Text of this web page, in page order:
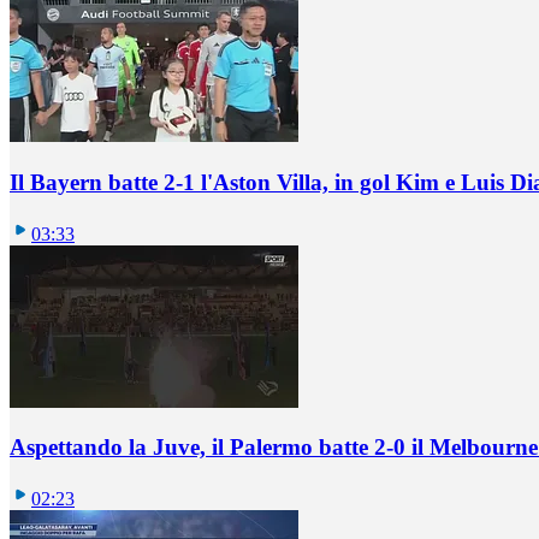
Il Bayern batte 2-1 l'Aston Villa, in gol Kim e Luis
03:33
Aspettando la Juve, il Palermo batte 2-0 il
02:23